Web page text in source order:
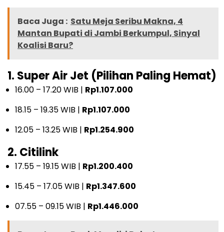
Baca Juga : Satu Meja Seribu Makna, 4
Mantan Bupati di Jambi Berkumpul, Sinyal
Koalisi Baru?
1. Super Air Jet (Pilihan Paling Hemat)
16.00 – 17.20 WIB | Rp1.107.000
18.15 – 19.35 WIB | Rp1.107.000
12.05 – 13.25 WIB | Rp1.254.900
2. Citilink
17.55 – 19.15 WIB | Rp1.200.400
15.45 – 17.05 WIB | Rp1.347.600
07.55 – 09.15 WIB | Rp1.446.000